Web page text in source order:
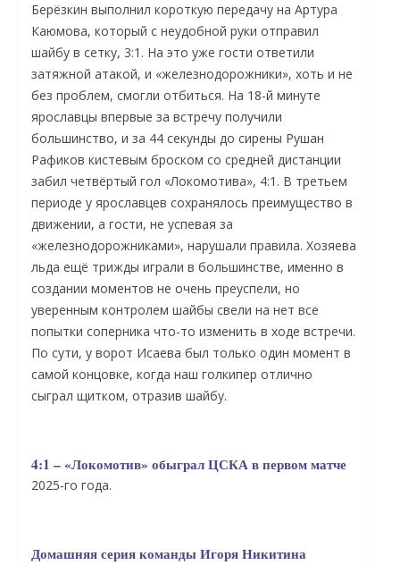
Берёзкин выполнил короткую передачу на Артура
Каюмова, который с неудобной руки отправил
шайбу в сетку, 3:1. На это уже гости ответили
затяжной атакой, и «железнодорожники», хоть и не
без проблем, смогли отбиться. На 18-й минуте
ярославцы впервые за встречу получили
большинство, и за 44 секунды до сирены Рушан
Рафиков кистевым броском со средней дистанции
забил четвёртый гол «Локомотива», 4:1. В третьем
периоде у ярославцев сохранялось преимущество в
движении, а гости, не успевая за
«железнодорожниками», нарушали правила. Хозяева
льда ещё трижды играли в большинстве, именно в
создании моментов не очень преуспели, но
уверенным контролем шайбы свели на нет все
попытки соперника что-то изменить в ходе встречи.
По сути, у ворот Исаева был только один момент в
самой концовке, когда наш голкипер отлично
сыграл щитком, отразив шайбу.
4:1 – «Локомотив» обыграл ЦСКА в первом матче
2025-го года.
Домашняя серия команды Игоря Никитина